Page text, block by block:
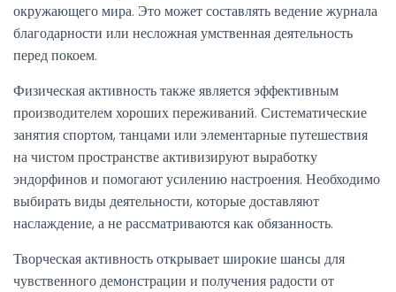
окружающего мира. Это может составлять ведение журнала
благодарности или несложная умственная деятельность
перед покоем.
Физическая активность также является эффективным
производителем хороших переживаний. Систематические
занятия спортом, танцами или элементарные путешествия
на чистом пространстве активизируют выработку
эндорфинов и помогают усилению настроения. Необходимо
выбирать виды деятельности, которые доставляют
наслаждение, а не рассматриваются как обязанность.
Творческая активность открывает широкие шансы для
чувственного демонстрации и получения радости от